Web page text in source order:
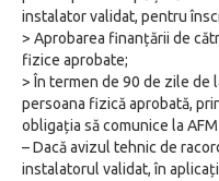
instalator validat, pentru
> Aprobarea finanțării de
fizice aprobate;
> În termen de 90 de zile de
persoana fizică aprobată,
obligația să comunice la
– Dacă avizul tehnic de
instalatorul validat, în